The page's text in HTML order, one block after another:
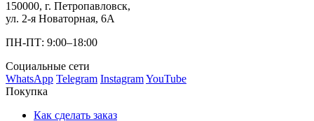
150000, г. Петропавловск,
ул. 2-я Новаторная, 6А
ПН-ПТ: 9:00–18:00
Социальные сети
WhatsApp Telegram InstagramYouTube
Покупка
Как сделать заказ